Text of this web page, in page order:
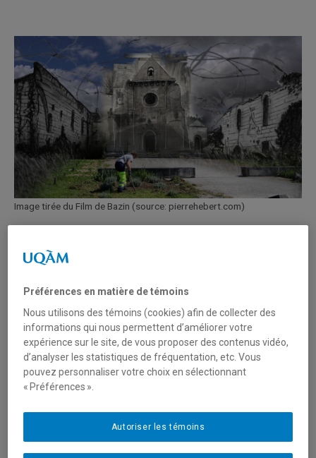
Image tirée du Film de Bazin (source: pierrehebert.com)
images en mouvement
UQAM,
Conférence inaugurale de Marco
Bertozzi
Le Labdoc vous invite à la conférence du professeur
forme de dialogue avec la responsable du profil
Viva Paci, la conférence traitera du parcours de recherche
Préférences en matière de témoins
Nous utilisons des témoins (cookies) afin de collecter des
informations qui nous permettent d’améliorer votre
expérience sur le site, de vous proposer des contenus vidéo,
d’analyser les statistiques de fréquentation, etc. Vous
pouvez personnaliser votre choix en sélectionnant
« Préférences ».
Autoriser les témoins